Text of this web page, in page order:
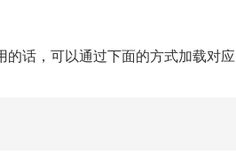
话，可以通过下面的方式加载对应